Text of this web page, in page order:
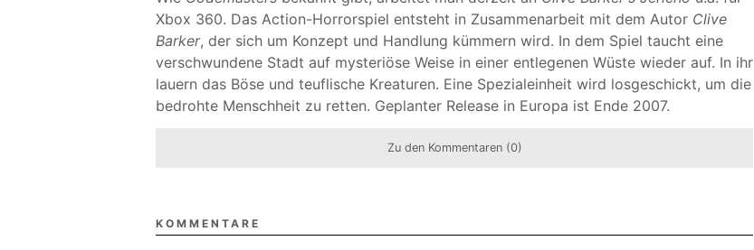
Xbox 360. Das Action-Horrorspiel entsteht in Zusammenarbeit mit dem Autor Clive
Barker, der sich um Konzept und Handlung kümmern wird. In dem Spiel taucht eine
verschwundene Stadt auf mysteriöse Weise in einer entlegenen Wüste wieder auf. In ihr
lauern das Böse und teuflische Kreaturen. Eine Spezialeinheit wird losgeschickt, um die
bedrohte Menschheit zu retten. Geplanter Release in Europa ist Ende 2007.
Zu den Kommentaren (0)
KOMMENTARE